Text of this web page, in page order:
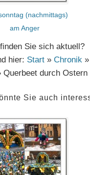
(nachmittags)
am Anger
Sie sich aktuell?
hier: Start »Chronik
Querbeet durch Ostern
Sie auch